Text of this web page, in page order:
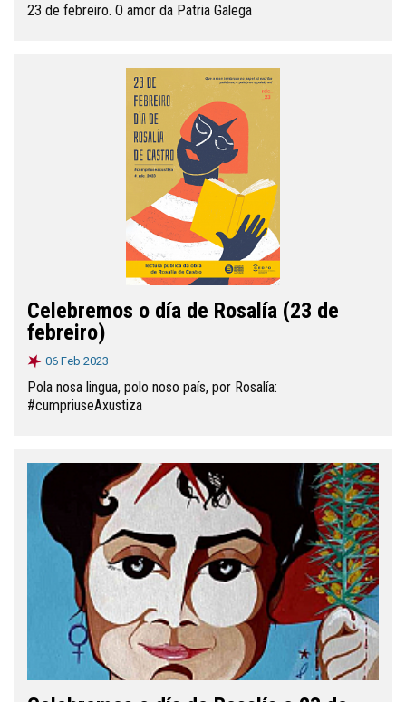
23 de febreiro. O amor da Patria Galega
Celebremos o día de Rosalía (23 de
febreiro)
06 Feb 2023
Pola nosa lingua, polo noso país, por Rosalía:
#cumpriuseAxustiza